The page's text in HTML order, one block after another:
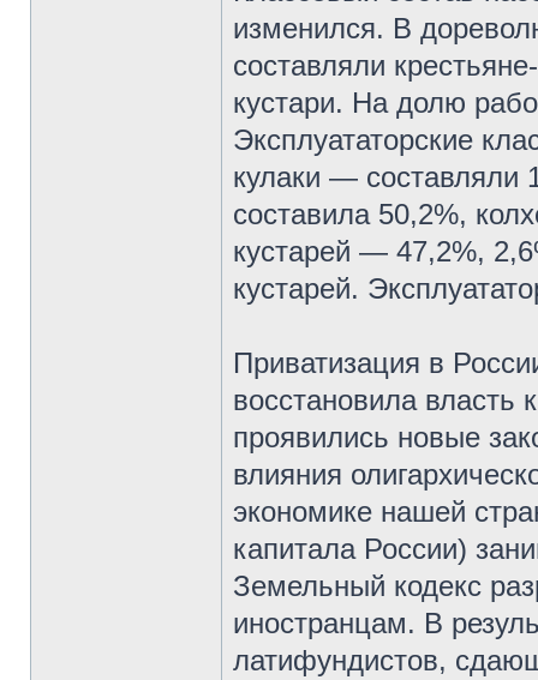
изменился. В
составляли
кустари. На долю
Эксплуататорские
кулаки — составляли
составила 50,2%,
кустарей — 47,2%,
кустарей.
Приватизация в
восстановила власть
проявились новые
влияния
экономике нашей
капитала России)
Земельный кодекс
иностранцам. В
латифундистов,